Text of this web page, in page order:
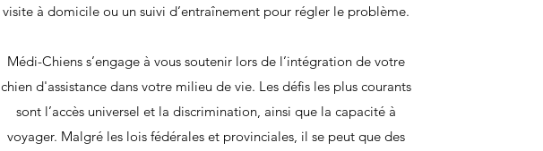
visite à domicile ou un suivi d’entraînement pour régler le problème.
Médi-Chiens s’engage à vous soutenir lors de l’intégration de votre
chien d'assistance dans votre milieu de vie. Les défis les plus courants
sont l’accès universel et la discrimination, ainsi que la capacité à
voyager. Malgré les lois fédérales et provinciales, il se peut que des